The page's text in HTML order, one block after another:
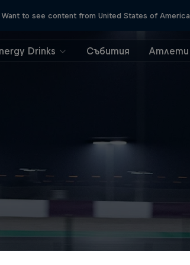
Want to see content from United States of America
Drinks Събития Атлети